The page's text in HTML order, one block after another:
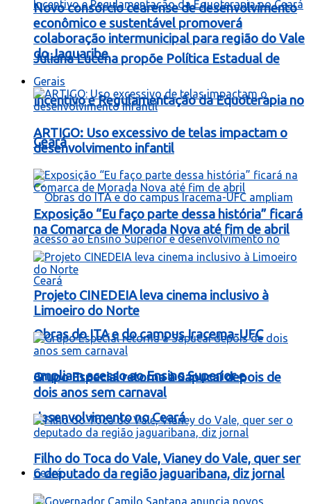
Juliana Lucena propõe Política Estadual de
Incentivo e Regulamentação da Equoterapia no
Ceará
Obras do ITA e do campus Iracema-UFC
ampliam acesso ao Ensino Superior e
desenvolvimento no Ceará
Ceará
Novo consórcio cearense de desenvolvimento
econômico e sustentável promoverá
colaboração intermunicipal para região do Vale
do Jaguaribe
Gerais
ARTIGO: Uso excessivo de telas impactam o
desenvolvimento infantil
Exposição “Eu faço parte dessa história” ficará
na Comarca de Morada Nova até fim de abril
Projeto CINEDEIA leva cinema inclusivo à
Limoeiro do Norte
Grupo Especial retorna à Sapucaí depois de
dois anos sem carnaval
Filho do Toca do Vale, Vianey do Vale, quer ser
o deputado da região jaguaribana, diz jornal